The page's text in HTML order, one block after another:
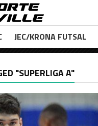
JEC/KRONA FUTSAL
"SUPERLIGA A"